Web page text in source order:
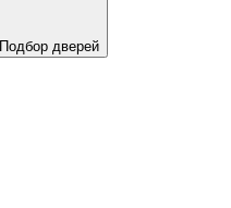
Подбор дверей